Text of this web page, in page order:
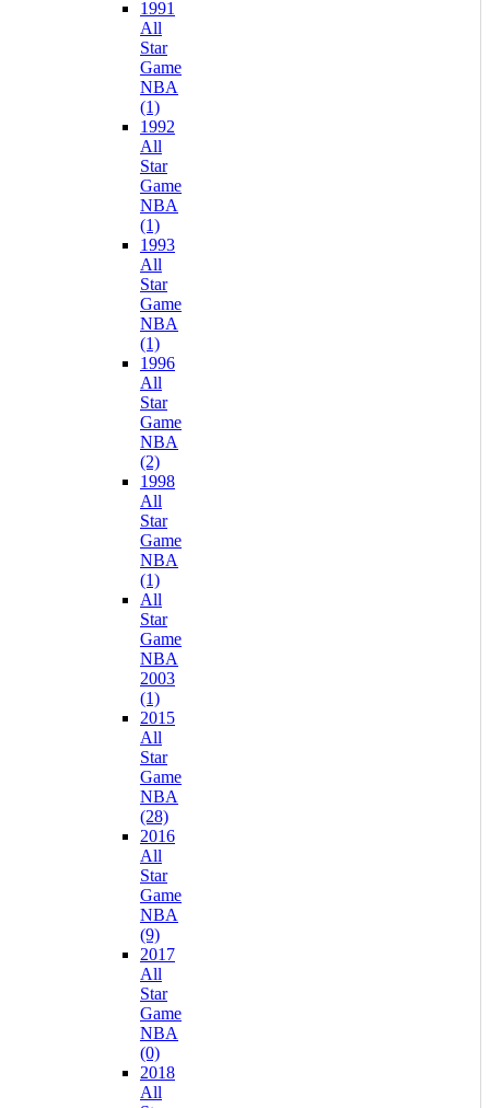
1991
All
Star
Game
NBA
(1)
1992
All
Star
Game
NBA
(1)
1993
All
Star
Game
NBA
(1)
1996
All
Star
Game
NBA
(2)
1998
All
Star
Game
NBA
(1)
All
Star
Game
NBA
2003
(1)
2015
All
Star
Game
NBA
(28)
2016
All
Star
Game
NBA
(9)
2017
All
Star
Game
NBA
(0)
2018
All